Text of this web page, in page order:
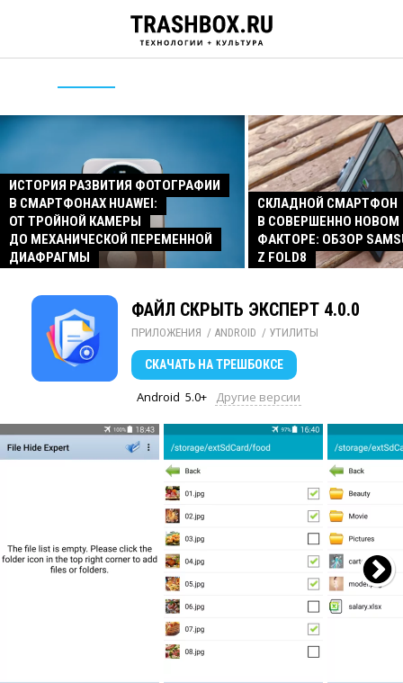
ИСТОРИЯ РАЗВИТИЯ ФОТОГРАФИИ
В СМАРТФОНАХ HUAWEI:
ОТ ТРОЙНОЙ КАМЕРЫ
ДО МЕХАНИЧЕСКОЙ ПЕРЕМЕННОЙ
ДИАФРАГМЫ
СКЛАДНОЙ СМАРТФОН
В СОВЕРШЕННО
ФАКТОРЕ: ОБЗОР
Z FOLD8
ФАЙЛ СКРЫТЬ ЭКСПЕРТ 4.0.0
ПРИЛОЖЕНИЯ / ANDROID / УТИЛИТЫ
СКАЧАТЬ НА ТРЕШБОКСЕ
Android 5.0+ Другие версии